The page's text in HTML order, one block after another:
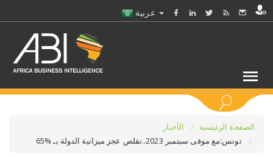
الصفحة الرئيسية
الأخبار
تونس:مع موفى سبتمبر 2023..تقلص عجز ميزانية الدولة بـ %65